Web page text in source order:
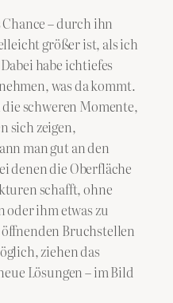
– durch ihn
größer ist, als ich
habe ichtiefes
was da kommt.
schweren Momente,
sich zeigen,
man gut an den
denen die Oberfläche
schafft, ohne
oder ihm etwas zu
Bruchstellen
ziehen das
Lösungen – im Bild